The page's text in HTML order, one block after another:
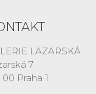
LAZARSKÁ
7
00 Praha 1